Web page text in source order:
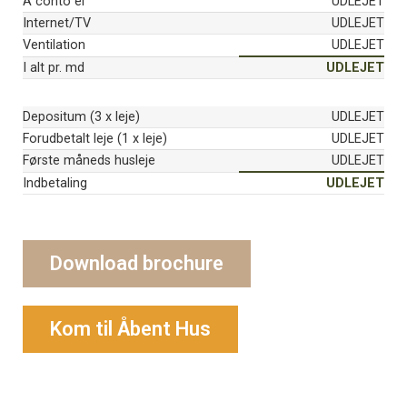
Internet/TV
UDLEJET
Ventilation
UDLEJET
I alt pr. md
UDLEJET
Depositum (3 x leje)
UDLEJET
Forudbetalt leje (1 x leje)
UDLEJET
Første måneds husleje
UDLEJET
Indbetaling
UDLEJET
Download brochure
Kom til Åbent Hus